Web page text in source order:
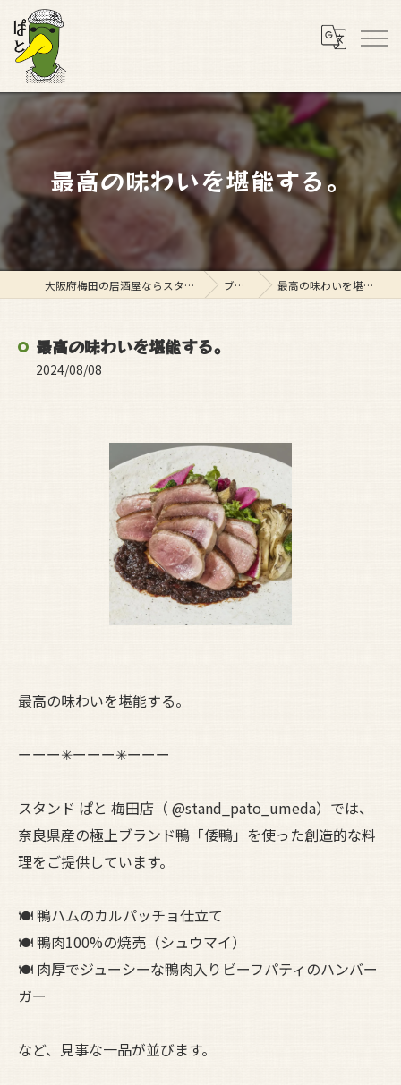
最高の味わいを堪能する。
大阪府梅田の居酒屋ならスタンド ぱと ブログ 最高の味わいを堪能する。
最高の味わいを堪能する。
2024/08/08
最高の味わいを堪能する。
ーーー✳︎ーーー✳︎ーーー
スタンド ぱと 梅田店（ @stand_pato_umeda）では、
奈良県産の極上ブランド鴨「倭鴨」を使った創造的な料
理をご提供しています。
🍽️ 鴨ハムのカルパッチョ仕立て
🍽️ 鴨肉100%の焼売（シュウマイ）
🍽️ 肉厚でジューシーな鴨肉入りビーフパティのハンバー
ガー
など、見事な一品が並びます。